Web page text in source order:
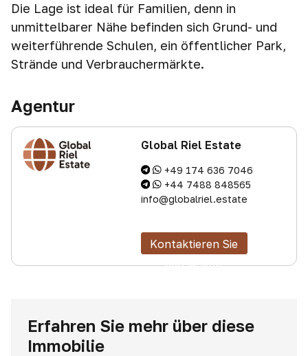
Die Lage ist ideal für Familien, denn in
unmittelbarer Nähe befinden sich Grund- und
weiterführende Schulen, ein öffentlicher Park,
Strände und Verbrauchermärkte.
Agentur
Global Riel Estate
+49 174 636 7046
+44 7488 848565
info@globalriel.estate
Kontaktieren Sie
den Makler
Erfahren Sie mehr über diese
Immobilie